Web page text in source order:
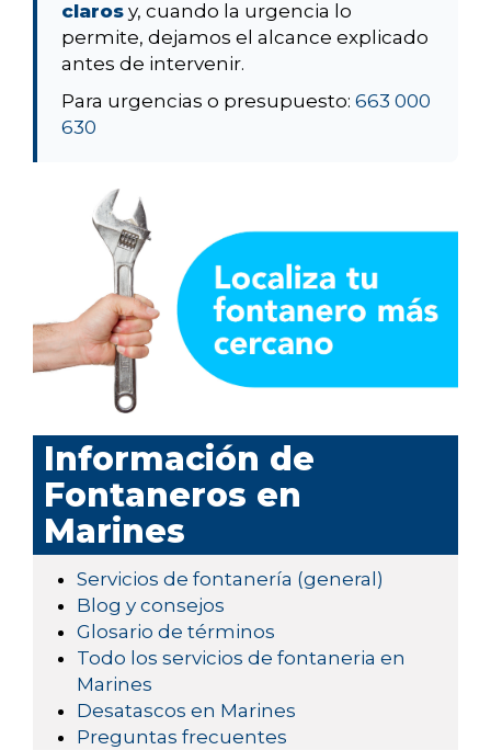
claros y, cuando la urgencia lo
permite, dejamos el alcance explicado
antes de intervenir.
Para urgencias o presupuesto: 663 000
630
Información de
Fontaneros en
Marines
Servicios de fontanería (general)
Blog y consejos
Glosario de términos
Todo los servicios de fontaneria en
Marines
Desatascos en Marines
Preguntas frecuentes